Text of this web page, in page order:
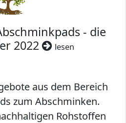
- die
2022
lesen
aus dem Bereich
zum Abschminken.
Rohstoffen